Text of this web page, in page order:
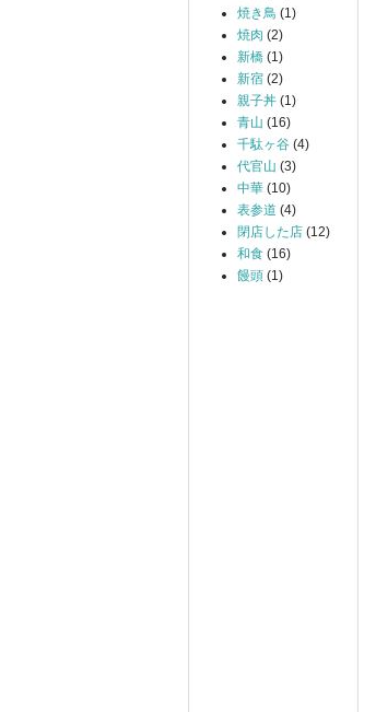
焼き鳥 (1)
焼肉 (2)
新橋 (1)
新宿 (2)
親子丼 (1)
青山 (16)
千駄ヶ谷 (4)
代官山 (3)
中華 (10)
表参道 (4)
閉店した店 (12)
和食 (16)
饅頭 (1)